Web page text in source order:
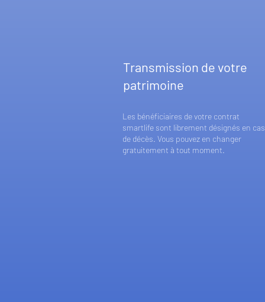
Transmission de votre
patrimoine
Les bénéficiaires de votre contrat
smartlife sont librement désignés en cas
de décès. Vous pouvez en changer
gratuitement à tout moment.